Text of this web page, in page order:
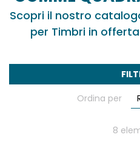
Scopri il nostro
per Timbri in
8
Ordina per